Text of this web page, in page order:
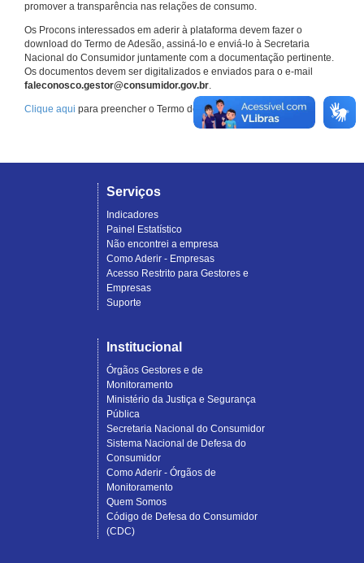
promover a transparência nas relações de consumo.
Os Procons interessados em aderir à plataforma devem fazer o
download do Termo de Adesão, assiná-lo e enviá-lo à Secretaria
Nacional do Consumidor juntamente com a documentação pertinente.
Os documentos devem ser digitalizados e enviados para o e-mail
faleconosco.gestor@consumidor.gov.br.
Clique aqui para preencher o Termo de Adesão.
Serviços
Indicadores
Painel Estatístico
Não encontrei a empresa
Como Aderir - Empresas
Acesso Restrito para Gestores e
Empresas
Suporte
Institucional
Órgãos Gestores e de
Monitoramento
Ministério da Justiça e Segurança
Pública
Secretaria Nacional do Consumidor
Sistema Nacional de Defesa do
Consumidor
Como Aderir - Órgãos de
Monitoramento
Quem Somos
Código de Defesa do Consumidor
(CDC)